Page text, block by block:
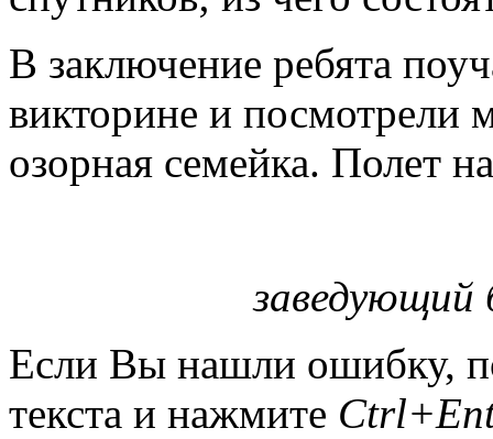
В заключение ребята
викторине и посмотрели
озорная семейка. Полет
Если Вы нашли ошибку,
текста и нажмите